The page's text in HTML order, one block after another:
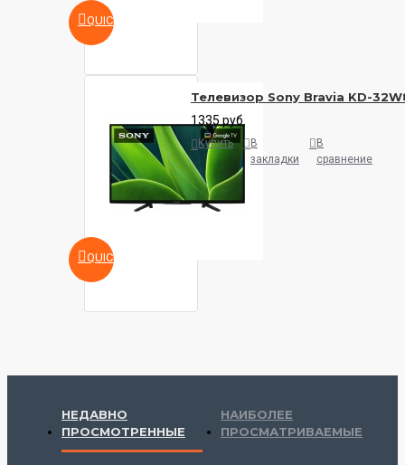
QUICKVIEW
QUICKVIEW
Телевизор Sony Bravia KD-
1335 руб.
Купить
В
закладки
В
сравнение
НЕДАВНО
ПРОСМОТРЕННЫЕ
НАИБОЛЕЕ
ПРОСМАТРИВАЕМЫЕ